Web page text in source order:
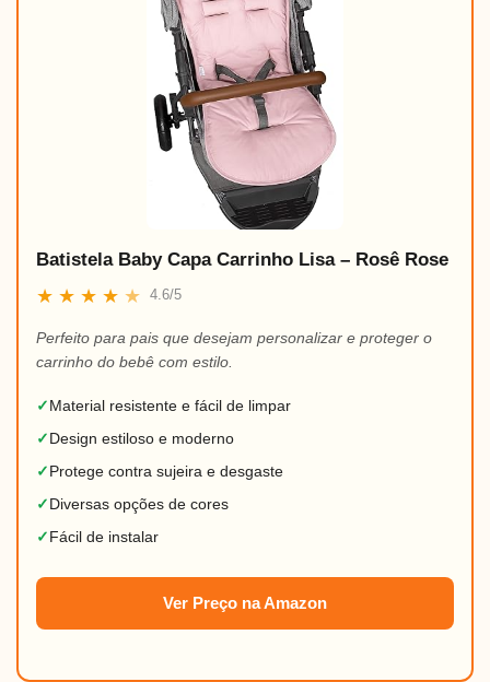
Batistela Baby Capa Carrinho Lisa – Rosê Rose
★ ★ ★ ★ ★ 4.6/5
Perfeito para pais que desejam personalizar e proteger o
carrinho do bebê com estilo.
✓ Material resistente e fácil de limpar
✓ Design estiloso e moderno
✓ Protege contra sujeira e desgaste
✓ Diversas opções de cores
✓ Fácil de instalar
Ver Preço na Amazon